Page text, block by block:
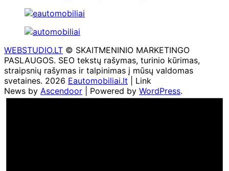
WEBSTUDIO.LT © SKAITMENINIO MARKETINGO
PASLAUGOS. SEO tekstų rašymas, turinio kūrimas,
straipsnių rašymas ir talpinimas į mūsų valdomas
svetaines. 2026 Eautomobiliai.lt | Link
News by Ascendoor | Powered by WordPress.